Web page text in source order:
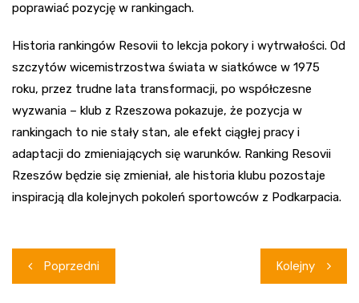
poprawiać pozycję w rankingach.
Historia rankingów Resovii to lekcja pokory i wytrwałości. Od
szczytów wicemistrzostwa świata w siatkówce w 1975
roku, przez trudne lata transformacji, po współczesne
wyzwania – klub z Rzeszowa pokazuje, że pozycja w
rankingach to nie stały stan, ale efekt ciągłej pracy i
adaptacji do zmieniających się warunków. Ranking Resovii
Rzeszów będzie się zmieniał, ale historia klubu pozostaje
inspiracją dla kolejnych pokoleń sportowców z Podkarpacia.
Nawigacja
wpisu
Poprzedni Kolejny